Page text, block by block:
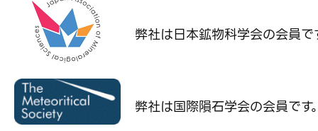
弊社は日本鉱物科学会の会員で
弊社は国際隕石学会の会員です